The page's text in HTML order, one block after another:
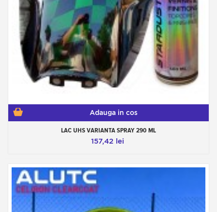
Adauga in cos
LAC UHS VARIANTA SPRAY 290 ML
157,42 lei